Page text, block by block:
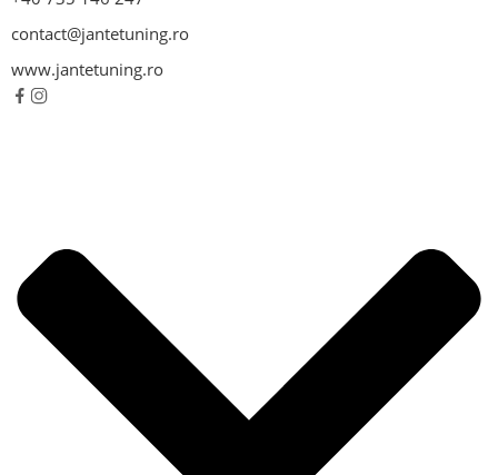
contact@jantetuning.ro
www.jantetuning.ro